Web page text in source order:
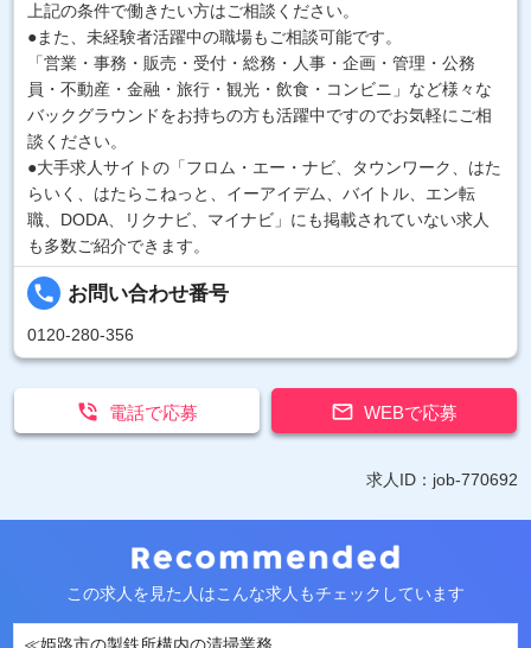
上記の条件で働きたい方はご相談ください。
●また、未経験者活躍中の職場もご相談可能です。
「営業・事務・販売・受付・総務・人事・企画・管理・公務
員・不動産・金融・旅行・観光・飲食・コンビニ」など様々な
バックグラウンドをお持ちの方も活躍中ですのでお気軽にご相
談ください。
●大手求人サイトの「フロム・エー・ナビ、タウンワーク、はた
らいく、はたらこねっと、イーアイデム、バイトル、エン転
職、DODA、リクナビ、マイナビ」にも掲載されていない求人
も多数ご紹介できます。
local_phone お問い合わせ番号
0120-280-356
 WEBで応募
 電話で応募
求人ID：job-770692
この求人を見た人はこんな求人もチェックしています